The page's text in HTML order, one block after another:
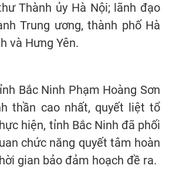
Thành ủy Hà Nội; lãnh đạo
Trung ương, thành phố Hà
và Hưng Yên.
Bắc Ninh Phạm Hoàng Sơn
thần cao nhất, quyết liệt tổ
hiện, tỉnh Bắc Ninh đã phối
chức năng quyết tâm hoàn
gian bảo đảm hoạch đề ra.